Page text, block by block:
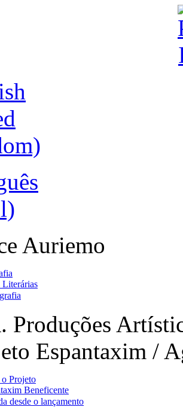
Auriemo
Literárias
Espantaxim /
o Projeto
Beneficente
desde o lançamento